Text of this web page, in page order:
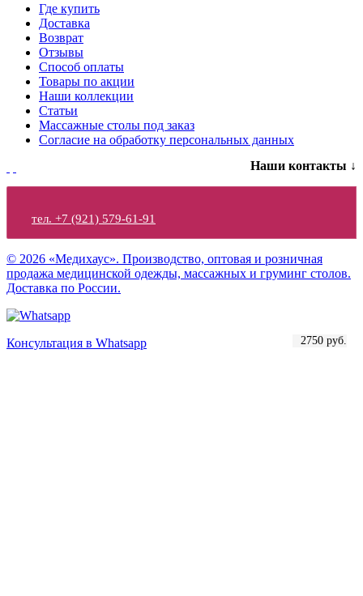
3200 руб.
3000 руб.
2750 руб.
2700 руб.
2700 руб.
2800 руб.
2800 руб.
2900 руб.
2000 руб.
1900 руб.
2600 руб.
2750 руб.
2750 руб.
2850 руб.
2750 руб.
3000 руб.
2600 руб.
2750 руб.
Где купить
Доставка
Возврат
Отзывы
Способ оплаты
Товары по акции
Наши коллекции
Статьи
Массажные столы под заказ
Согласие на обработку персональных данных
Наши контакты ↓
тел. +7 (921) 579-61-91
© 2026 «Медихаус». Производство, оптовая и розничная
продажа медицинской одежды, массажных и груминг столов.
Доставка по России.
Консультация в Whatsapp